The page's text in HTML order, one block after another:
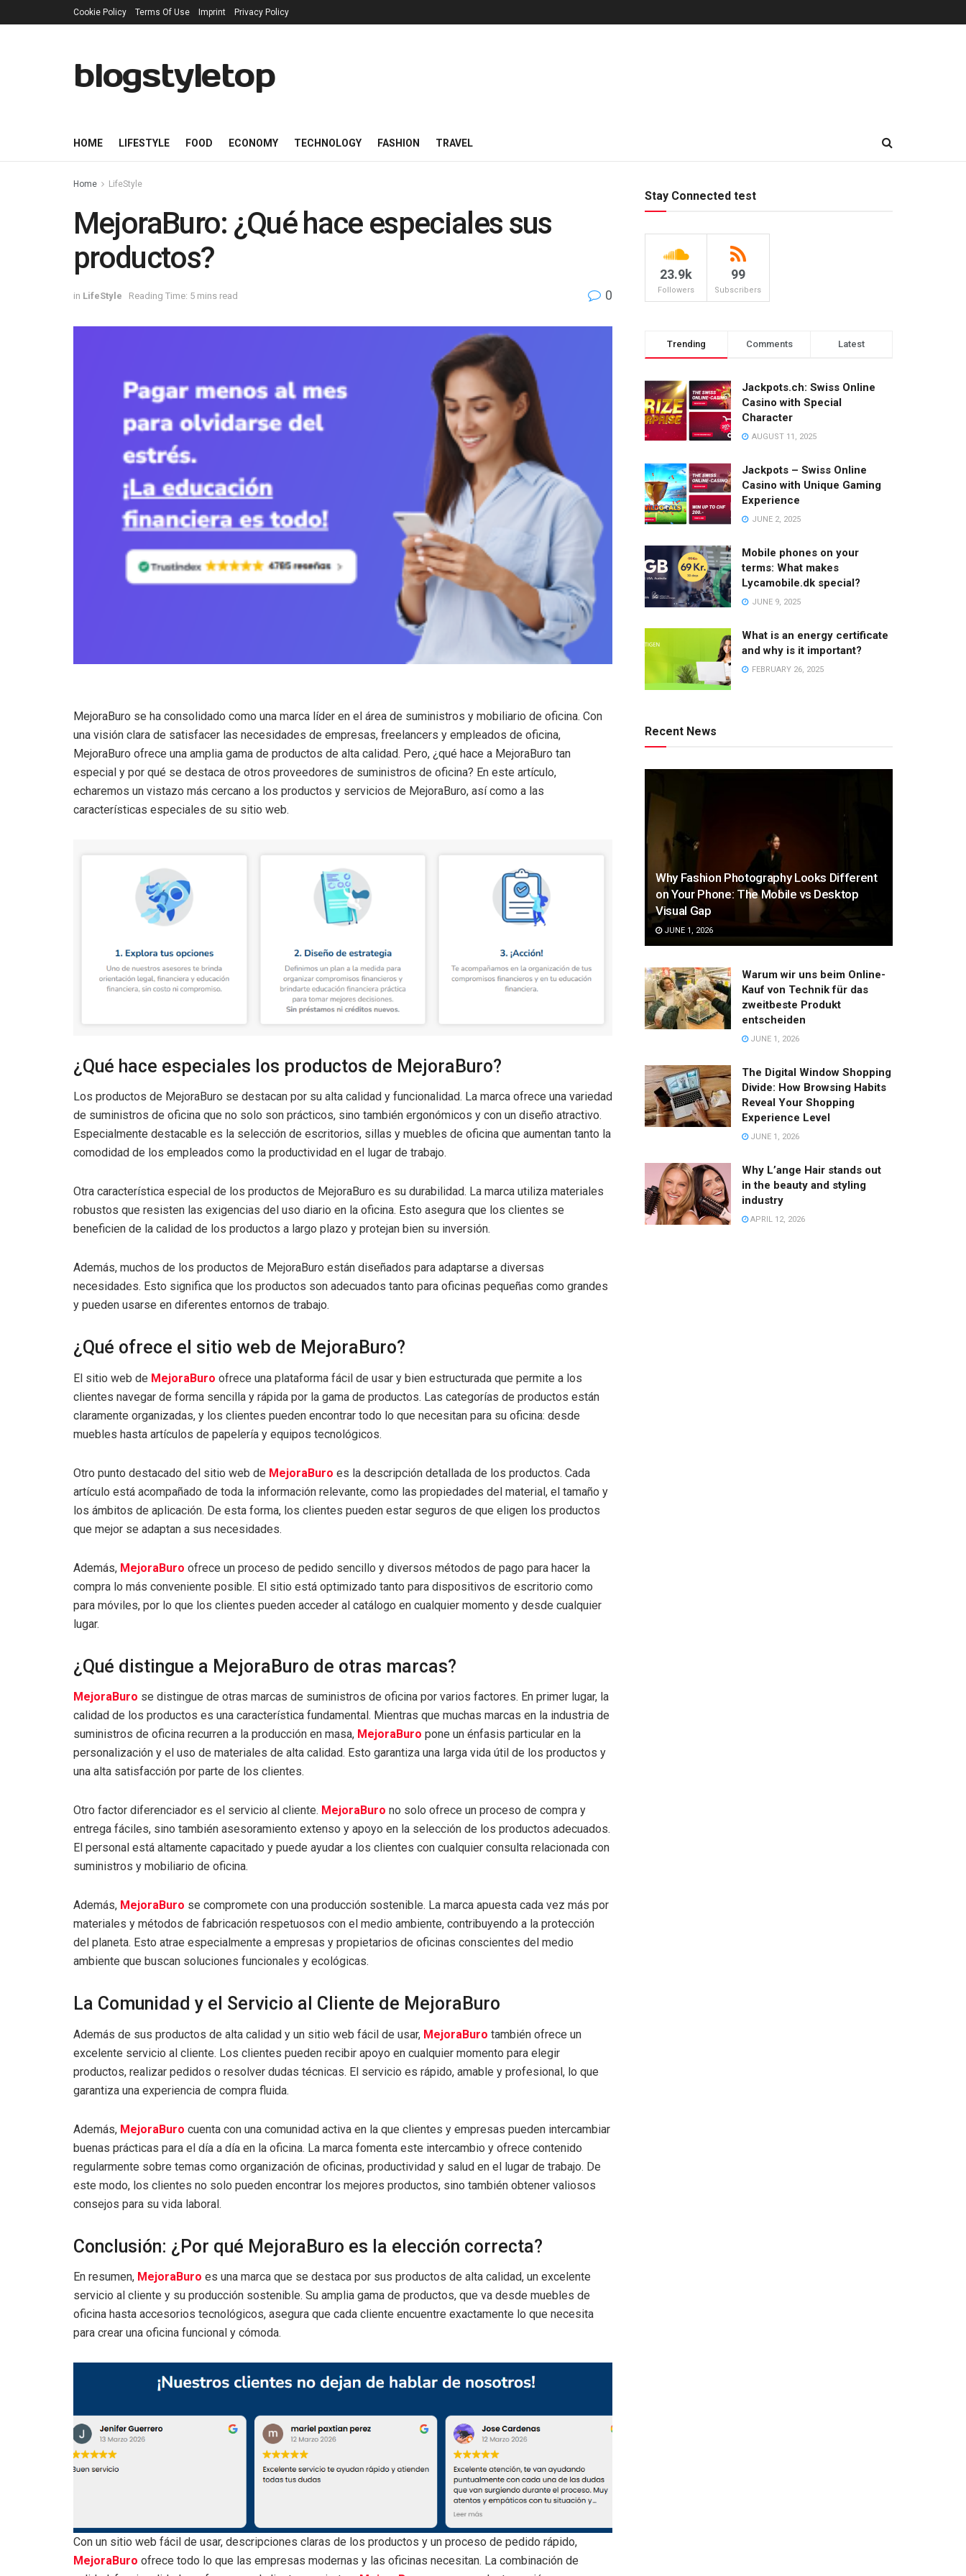
Cookie Policy Terms Of Use Imprint Privacy Policy
blogstyletop
HOME LIFESTYLE FOOD ECONOMY TECHNOLOGY FASHION TRAVEL
Home LifeStyle
MejoraBuro: ¿Qué hace especiales sus
productos?
in LifeStyle Reading Time: 5 mins read 0
MejoraBuro se ha consolidado como una marca líder en el área de suministros y mobiliario de oficina. Con
una visión clara de satisfacer las necesidades de empresas, freelancers y empleados de oficina,
MejoraBuro ofrece una amplia gama de productos de alta calidad. Pero, ¿qué hace a MejoraBuro tan
especial y por qué se destaca de otros proveedores de suministros de oficina? En este artículo,
echaremos un vistazo más cercano a los productos y servicios de MejoraBuro, así como a las
características especiales de su sitio web.
¿Qué hace especiales los productos de MejoraBuro?
Los productos de MejoraBuro se destacan por su alta calidad y funcionalidad. La marca ofrece una variedad
de suministros de oficina que no solo son prácticos, sino también ergonómicos y con un diseño atractivo.
Especialmente destacable es la selección de escritorios, sillas y muebles de oficina que aumentan tanto la
comodidad de los empleados como la productividad en el lugar de trabajo.
Otra característica especial de los productos de MejoraBuro es su durabilidad. La marca utiliza materiales
robustos que resisten las exigencias del uso diario en la oficina. Esto asegura que los clientes se
beneficien de la calidad de los productos a largo plazo y protejan bien su inversión.
Además, muchos de los productos de MejoraBuro están diseñados para adaptarse a diversas
necesidades. Esto significa que los productos son adecuados tanto para oficinas pequeñas como grandes
y pueden usarse en diferentes entornos de trabajo.
¿Qué ofrece el sitio web de MejoraBuro?
El sitio web de MejoraBuro ofrece una plataforma fácil de usar y bien estructurada que permite a los
clientes navegar de forma sencilla y rápida por la gama de productos. Las categorías de productos están
claramente organizadas, y los clientes pueden encontrar todo lo que necesitan para su oficina: desde
muebles hasta artículos de papelería y equipos tecnológicos.
Otro punto destacado del sitio web de MejoraBuro es la descripción detallada de los productos. Cada
artículo está acompañado de toda la información relevante, como las propiedades del material, el tamaño y
los ámbitos de aplicación. De esta forma, los clientes pueden estar seguros de que eligen los productos
que mejor se adaptan a sus necesidades.
Además, MejoraBuro ofrece un proceso de pedido sencillo y diversos métodos de pago para hacer la
compra lo más conveniente posible. El sitio está optimizado tanto para dispositivos de escritorio como
para móviles, por lo que los clientes pueden acceder al catálogo en cualquier momento y desde cualquier
lugar.
¿Qué distingue a MejoraBuro de otras marcas?
MejoraBuro se distingue de otras marcas de suministros de oficina por varios factores. En primer lugar, la
calidad de los productos es una característica fundamental. Mientras que muchas marcas en la industria de
suministros de oficina recurren a la producción en masa, MejoraBuro pone un énfasis particular en la
personalización y el uso de materiales de alta calidad. Esto garantiza una larga vida útil de los productos y
una alta satisfacción por parte de los clientes.
Otro factor diferenciador es el servicio al cliente. MejoraBuro no solo ofrece un proceso de compra y
entrega fáciles, sino también asesoramiento extenso y apoyo en la selección de los productos adecuados.
El personal está altamente capacitado y puede ayudar a los clientes con cualquier consulta relacionada con
suministros y mobiliario de oficina.
Además, MejoraBuro se compromete con una producción sostenible. La marca apuesta cada vez más por
materiales y métodos de fabricación respetuosos con el medio ambiente, contribuyendo a la protección
del planeta. Esto atrae especialmente a empresas y propietarios de oficinas conscientes del medio
ambiente que buscan soluciones funcionales y ecológicas.
La Comunidad y el Servicio al Cliente de MejoraBuro
Además de sus productos de alta calidad y un sitio web fácil de usar, MejoraBuro también ofrece un
excelente servicio al cliente. Los clientes pueden recibir apoyo en cualquier momento para elegir
productos, realizar pedidos o resolver dudas técnicas. El servicio es rápido, amable y profesional, lo que
garantiza una experiencia de compra fluida.
Además, MejoraBuro cuenta con una comunidad activa en la que clientes y empresas pueden intercambiar
buenas prácticas para el día a día en la oficina. La marca fomenta este intercambio y ofrece contenido
regularmente sobre temas como organización de oficinas, productividad y salud en el lugar de trabajo. De
este modo, los clientes no solo pueden encontrar los mejores productos, sino también obtener valiosos
consejos para su vida laboral.
Conclusión: ¿Por qué MejoraBuro es la elección correcta?
En resumen, MejoraBuro es una marca que se destaca por sus productos de alta calidad, un excelente
servicio al cliente y su producción sostenible. Su amplia gama de productos, que va desde muebles de
oficina hasta accesorios tecnológicos, asegura que cada cliente encuentre exactamente lo que necesita
para crear una oficina funcional y cómoda.
Con un sitio web fácil de usar, descripciones claras de los productos y un proceso de pedido rápido,
MejoraBuro ofrece todo lo que las empresas modernas y las oficinas necesitan. La combinación de
Stay Connected test
23.9k
Followers
99
Subscribers
Trending Comments Latest
Jackpots.ch: Swiss Online
Casino with Special
Character
AUGUST 11, 2025
Jackpots – Swiss Online
Casino with Unique Gaming
Experience
JUNE 2, 2025
Mobile phones on your
terms: What makes
Lycamobile.dk special?
JUNE 9, 2025
What is an energy certificate
and why is it important?
FEBRUARY 26, 2025
Recent News
Why Fashion Photography Looks Different
on Your Phone: The Mobile vs Desktop
Visual Gap
JUNE 1, 2026
Warum wir uns beim Online-
Kauf von Technik für das
zweitbeste Produkt
entscheiden
JUNE 1, 2026
The Digital Window Shopping
Divide: How Browsing Habits
Reveal Your Shopping
Experience Level
JUNE 1, 2026
Why L’ange Hair stands out
in the beauty and styling
industry
APRIL 12, 2026